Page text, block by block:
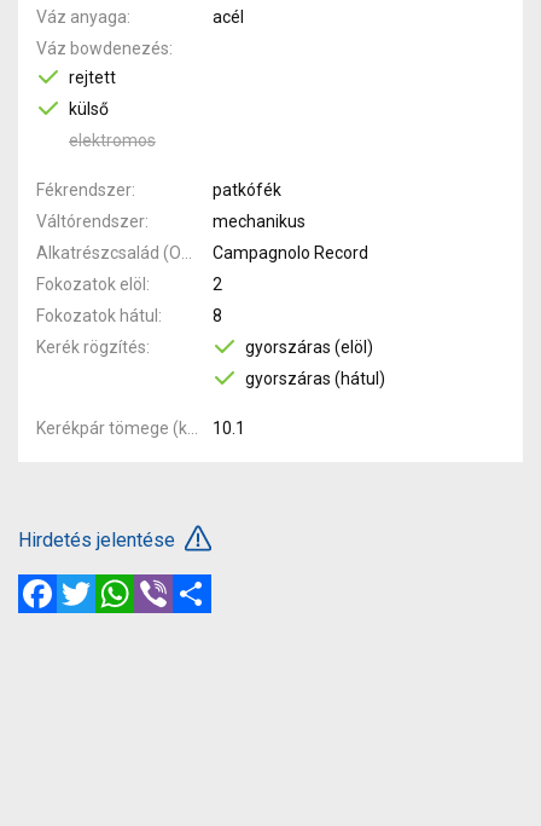
Váz anyaga
acél
Váz bowdenezés
rejtett
külső
elektromos
Fékrendszer
patkófék
Váltórendszer
mechanikus
Campagnolo Record
Fokozatok elöl
2
Fokozatok hátul
8
Kerék rögzítés
gyorszáras (elöl)
gyorszáras (hátul)
10.1
Hirdetés jelentése
FacebookTwitterWhatsApp
Viber